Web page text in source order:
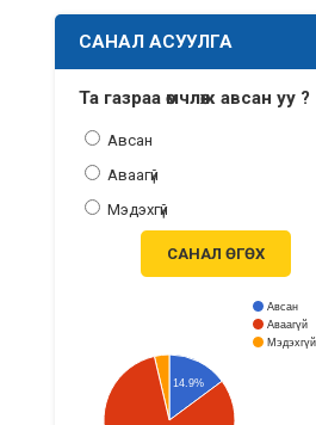
САНАЛ АСУУЛГА
Та газраа өмчлөж авсан уу ?
Авсан
Аваагүй
Мэдэхгүй
САНАЛ ӨГӨХ
Авсан
Аваагүй
Мэдэхгүй
14.9%